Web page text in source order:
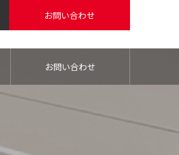
お問い合わせ
お問い合わせ